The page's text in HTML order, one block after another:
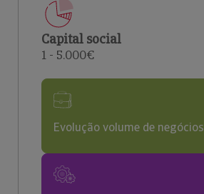
Capital social
1 - 5.000€
Evolução volume de negócios